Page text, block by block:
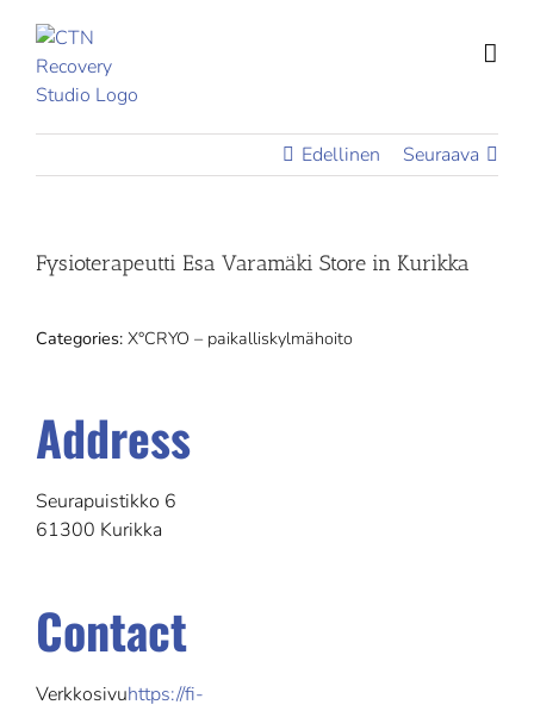
content
Edellinen Seuraava
Fysioterapeutti Esa Varamäki Store in Kurikka
Categories: X°CRYO – paikalliskylmähoito
Address
Seurapuistikko 6
61300 Kurikka
Contact
Verkkosivuhttps://fi-